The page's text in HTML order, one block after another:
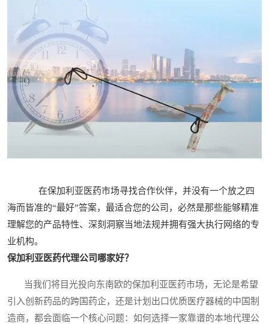
在保加利亚医药市场寻找合作伙伴，并没有一个放之四
海而皆准的“最好”答案，最适合您的公司，必然是那些能够精准
理解您的产品特性、深刻洞察当地法规并拥有强大执行网络的专
业机构。
保加利亚医药代理公司哪家好？
当我们将目光投向东南欧的保加利亚医药市场，无论是希望
引入创新药品的跨国药企，还是计划出口优质医疗器械的中国制
造商，都会面临一个核心问题：如何选择一家靠谱的本地代理公